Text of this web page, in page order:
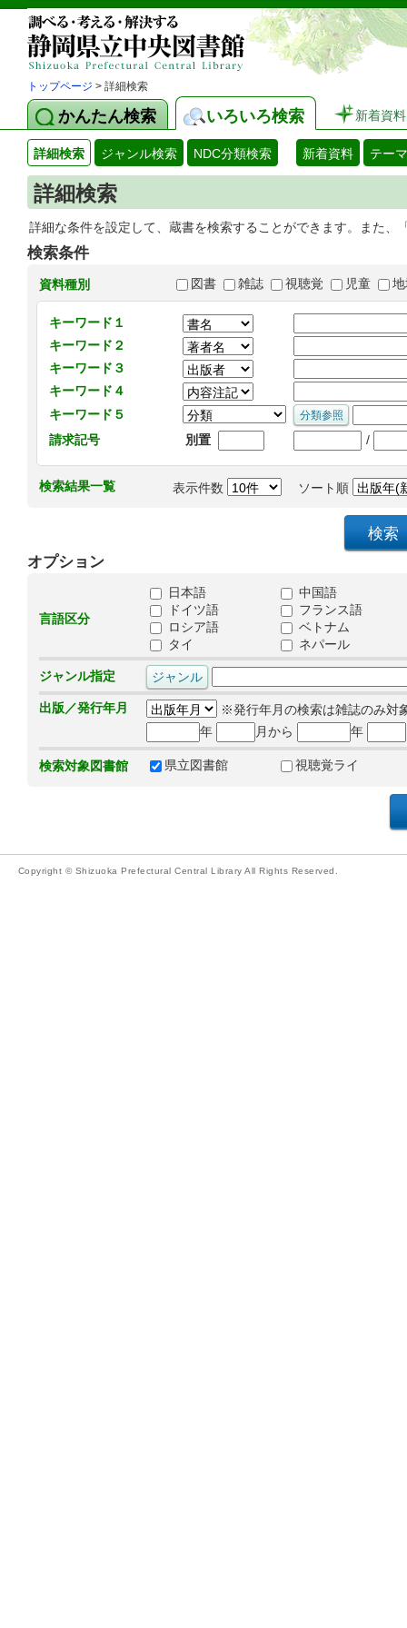
トップページ > 詳細検索
かんたん検索 いろいろ検索 新着資料
詳細検索 ジャンル検索 NDC分類検索 新着資料 テー
詳細検索
詳細な条件を設定して、蔵書を検索することができます。また
検索条件
資料種別 図書 雑誌 視聴覚 児童
キーワード１
キーワード２
キーワード３
キーワード４
キーワード５
請求記号
別置 /
検索結果一覧 表示件数 ソート順
オプション
言語区分
日本語
中国語
ドイツ語
フランス語
ロシア語
ベトナム
タイ
ネパール
ジャンル指定
出版／発行年月
※発行年月の検索は雑誌のみ対
年
月から 年
検索対象図書館 県立図書館 視聴覚ライ
Copyright © Shizuoka Prefectural Central Library All Rights Reserved.